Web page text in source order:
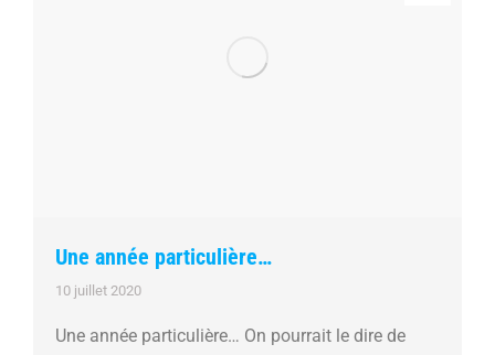
Une année particulière…
10 juillet 2020
Une année particulière… On pourrait le dire de